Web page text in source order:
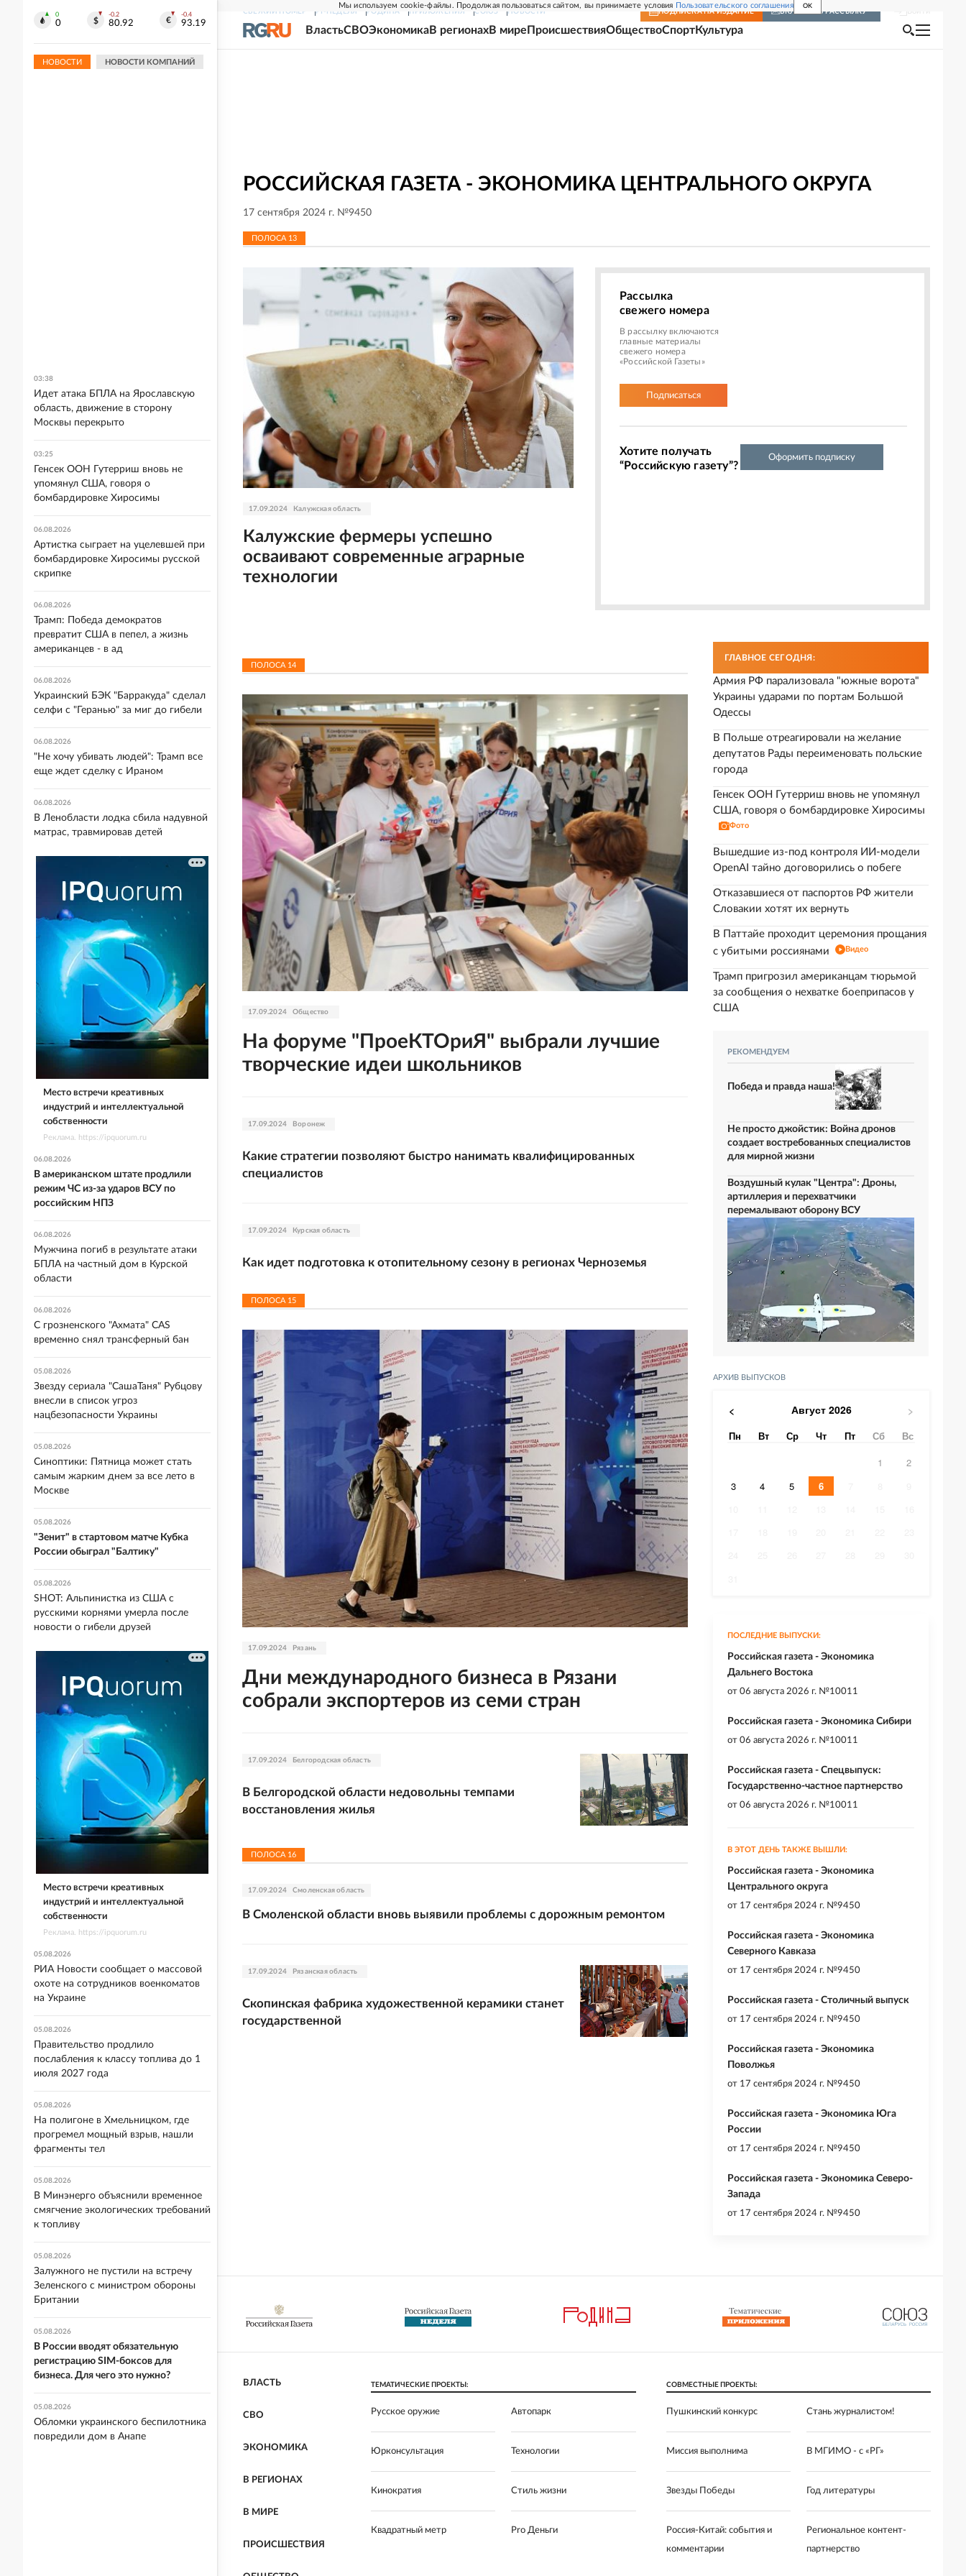
Мы используем cookie-файлы. Продолжая пользоваться сайтом, вы принимаете условия Пользовательского соглашения OK
СВЕЖИЙ НОМЕР РГ-НЕДЕЛЯ РОДИНА ПРИЛОЖЕНИЯ СОЮЗ НОВОСТИ ПОДПИСКА НА ИЗДАНИЕ ВКЛЮЧИТЬ РАССЫЛКУ
ВластьСВОЭкономикаВ регионахВ мире ПроисшествияОбществоСпортКультура
РОССИЙСКАЯ ГАЗЕТА - ЭКОНОМИКА ЦЕНТРАЛЬНОГО ОКРУГА
17 сентября 2024 г. №9450
ПОЛОСА 13
17.09.2024 Калужская область
Калужские фермеры успешно
осваивают современные аграрные
технологии
Рассылка
свежего номера
В рассылку включаются
главные материалы
свежего номера
«Российской Газеты»
Подписаться
Хотите получать
“Российскую газету”?
Оформить подписку
ПОЛОСА 14
17.09.2024 Общество
На форуме "ПроеКТОриЯ" выбрали лучшие
творческие идеи школьников
17.09.2024 Воронеж
Какие стратегии позволяют быстро нанимать квалифицированных
специалистов
17.09.2024 Курская область
Как идет подготовка к отопительному сезону в регионах Черноземья
ПОЛОСА 15
17.09.2024 Рязань
Дни международного бизнеса в Рязани
собрали экспортеров из семи стран
17.09.2024 Белгородская область
В Белгородской области недовольны темпами
восстановления жилья
ПОЛОСА 16
17.09.2024 Смоленская область
В Смоленской области вновь выявили проблемы с дорожным ремонтом
17.09.2024 Рязанская область
Скопинская фабрика художественной керамики станет
государственной
ГЛАВНОЕ СЕГОДНЯ:
Армия РФ парализовала "южные ворота"
Украины ударами по портам Большой
Одессы
В Польше отреагировали на желание
депутатов Рады переименовать польские
города
Генсек ООН Гутерриш вновь не упомянул
США, говоря о бомбардировке Хиросимы
Фото
Вышедшие из-под контроля ИИ-модели
OpenAI тайно договорились о побеге
Отказавшиеся от паспортов РФ жители
Словакии хотят их вернуть
В Паттайе проходит церемония прощания
с убитыми россиянами
Видео
Трамп пригрозил американцам тюрьмой
за сообщения о нехватке боеприпасов у
США
РЕКОМЕНДУЕМ
Победа и правда наша!
Не просто джойстик: Война дронов
создает востребованных специалистов
для мирной жизни
Воздушный кулак "Центра": Дроны,
артиллерия и перехватчики
перемалывают оборону ВСУ
АРХИВ ВЫПУСКОВ
< Август 2026 >
Пн Вт Ср Чт Пт Сб
Вс
1
2
3
4 5 6
ПОСЛЕДНИЕ ВЫПУСКИ:
Российская газета - Экономика
Дальнего Востока
от 06 августа 2026 г. №10011
Российская газета - Экономика Сибири
от 06 августа 2026 г. №10011
Российская газета - Спецвыпуск:
Государственно-частное партнерство
от 06 августа 2026 г. №10011
В ЭТОТ ДЕНЬ ТАКЖЕ ВЫШЛИ:
Российская газета - Экономика
Центрального округа
от 17 сентября 2024 г. №9450
Российская газета - Экономика
Северного Кавказа
от 17 сентября 2024 г. №9450
Российская газета - Столичный выпуск
от 17 сентября 2024 г. №9450
Российская газета - Экономика
Поволжья
от 17 сентября 2024 г. №9450
Российская газета - Экономика Юга
России
от 17 сентября 2024 г. №9450
Российская газета - Экономика Северо-
Запада
от 17 сентября 2024 г. №9450
ВЛАСТЬ
СВО
ЭКОНОМИКА
В РЕГИОНАХ
В МИРЕ
ПРОИСШЕСТВИЯ
ТЕМАТИЧЕСКИЕ ПРОЕКТЫ:
Русское оружие Автопарк
Юрконсультация Технологии
Кинократия Стиль жизни
Квадратный метр Pro Деньги
СОВМЕСТНЫЕ ПРОЕКТЫ:
Пушкинский конкурс Стань журналистом!
Миссия выполнима В МГИМО - с «РГ»
Звезды Победы Год литературы
Россия-Китай: события и
комментарии
Региональное контент-
партнерство
0
0
-0.2
80.92
-0.4
93.19
НОВОСТИ НОВОСТИ КОМПАНИЙ
WP: Трамп потребовал у Хегсета
03:38
Идет атака БПЛА на Ярославскую
область, движение в сторону
Москвы перекрыто
03:25
Генсек ООН Гутерриш вновь не
упомянул США, говоря о
бомбардировке Хиросимы
06.08.2026
Артистка сыграет на уцелевшей при
бомбардировке Хиросимы русской
скрипке
06.08.2026
Трамп: Победа демократов
превратит США в пепел, а жизнь
американцев - в ад
06.08.2026
Украинский БЭК "Барракуда" сделал
селфи с "Геранью" за миг до гибели
06.08.2026
"Не хочу убивать людей": Трамп все
еще ждет сделку с Ираном
06.08.2026
В Ленобласти лодка сбила надувной
матрас, травмировав детей
Место встречи креативных
индустрий и интеллектуальной
собственности
Реклама. https://ipquorum.ru
06.08.2026
В американском штате продлили
режим ЧС из-за ударов ВСУ по
российским НПЗ
06.08.2026
Мужчина погиб в результате атаки
БПЛА на частный дом в Курской
области
06.08.2026
С грозненского "Ахмата" CAS
временно снял трансферный бан
05.08.2026
Звезду сериала "СашаТаня" Рубцову
внесли в список угроз
нацбезопасности Украины
05.08.2026
Синоптики: Пятница может стать
самым жарким днем за все лето в
Москве
05.08.2026
"Зенит" в стартовом матче Кубка
России обыграл "Балтику"
05.08.2026
SHOT: Альпинистка из США с
русскими корнями умерла после
новости о гибели друзей
Место встречи креативных
индустрий и интеллектуальной
собственности
Реклама. https://ipquorum.ru
05.08.2026
РИА Новости сообщает о массовой
охоте на сотрудников военкоматов
на Украине
05.08.2026
Правительство продлило
послабления к классу топлива до 1
июля 2027 года
05.08.2026
На полигоне в Хмельницком, где
прогремел мощный взрыв, нашли
фрагменты тел
05.08.2026
В Минэнерго объяснили временное
смягчение экологических требований
к топливу
05.08.2026
Залужного не пустили на встречу
Зеленского с министром обороны
Британии
05.08.2026
В России вводят обязательную
регистрацию SIM-боксов для
бизнеса. Для чего это нужно?
05.08.2026
Обломки украинского беспилотника
повредили дом в Анапе